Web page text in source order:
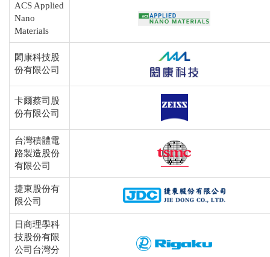
ACS Applied
Nano
Materials
閎康科技股
份有限公司
卡爾蔡司股
份有限公司
台灣積體電
路製造股份
有限公司
捷東股份有
限公司
日商理學科
技股份有限
公司台灣分